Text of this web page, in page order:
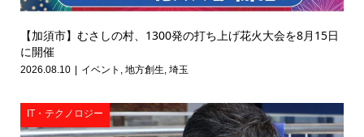
【加須市】むさしの村、1300発の打ち上げ花火大会を8月15日
に開催
2026.08.10 イベント 地方創生 埼玉
IT・テクノロジー